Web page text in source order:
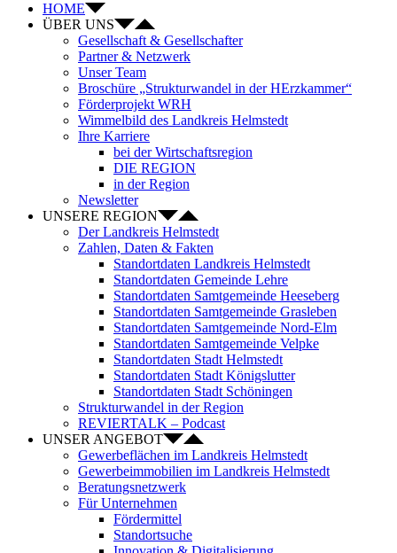
HOME
ÜBER UNS
Gesellschaft & Gesellschafter
Partner & Netzwerk
Unser Team
Broschüre „Strukturwandel in der HErzkammer“
Förderprojekt WRH
Wimmelbild des Landkreis Helmstedt
Ihre Karriere
bei der Wirtschaftsregion
DIE REGION
in der Region
Newsletter
UNSERE REGION
Der Landkreis Helmstedt
Zahlen, Daten & Fakten
Standortdaten Landkreis Helmstedt
Standortdaten Gemeinde Lehre
Standortdaten Samtgemeinde Heeseberg
Standortdaten Samtgemeinde Grasleben
Standortdaten Samtgemeinde Nord-Elm
Standortdaten Samtgemeinde Velpke
Standortdaten Stadt Helmstedt
Standortdaten Stadt Königslutter
Standortdaten Stadt Schöningen
Strukturwandel in der Region
REVIERTALK – Podcast
UNSER ANGEBOT
Gewerbeflächen im Landkreis Helmstedt
Gewerbeimmobilien im Landkreis Helmstedt
Beratungsnetzwerk
Für Unternehmen
Fördermittel
Standortsuche